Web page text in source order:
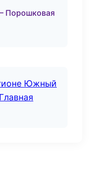
Порошковая
Южный
Главная